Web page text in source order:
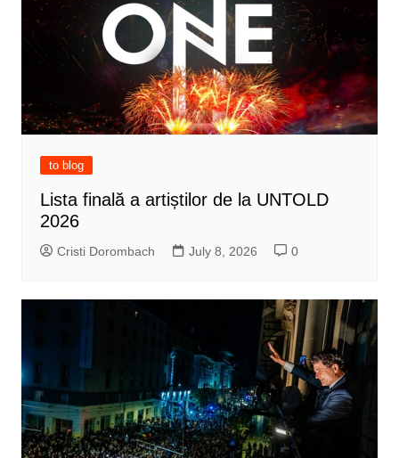
to blog
Lista finală a artiștilor de la UNTOLD
2026
Cristi Dorombach July 8, 2026 0